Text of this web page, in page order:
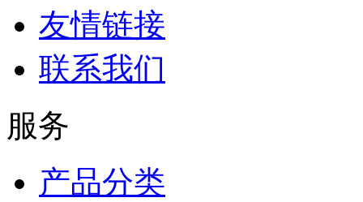
友情链接
联系我们
服务
产品分类